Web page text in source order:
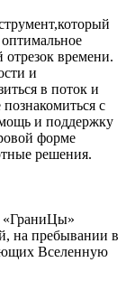
оптимальное
времени.
и
в поток и
с
и поддержку
форме
решения.
«ГраниЦы»
на пребывании в
Вселенную